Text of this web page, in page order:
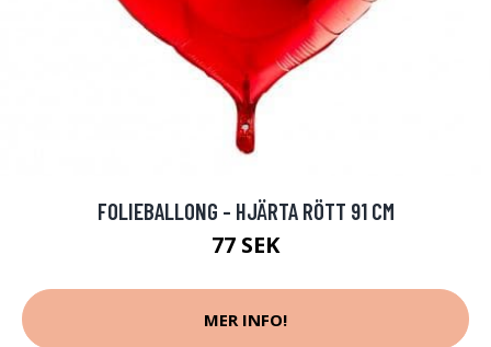
FOLIEBALLONG - HJÄRTA RÖTT 91 CM
77 SEK
MER INFO!